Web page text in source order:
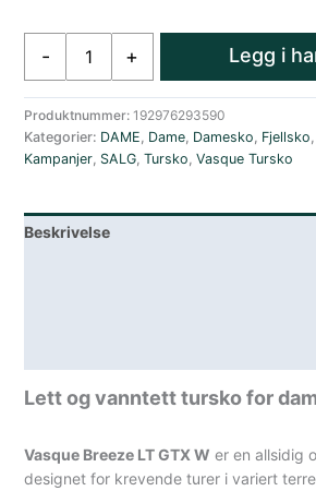
-
Tursko
Dame
Mintgrønn
+ Legg i
Produktnummer:192976293590
Kategorier: DAME, Dame, Damesko, Fjellsko,
Kampanjer, SALG,Tursko,Vasque Tursko
Beskrivelse
Lett og vanntett tursko for
Vasque Breeze LT GTX W er en allsidig
designet for krevende turer i variert